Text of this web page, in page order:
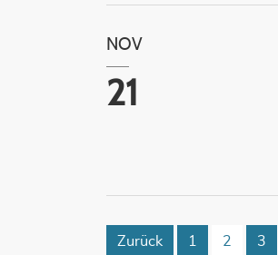
NOV
21
Zurück 1 2 3